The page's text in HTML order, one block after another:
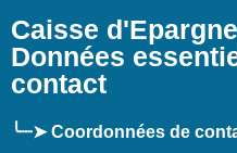
Caisse
Données
contact
╰┈➤ Coordonnées de